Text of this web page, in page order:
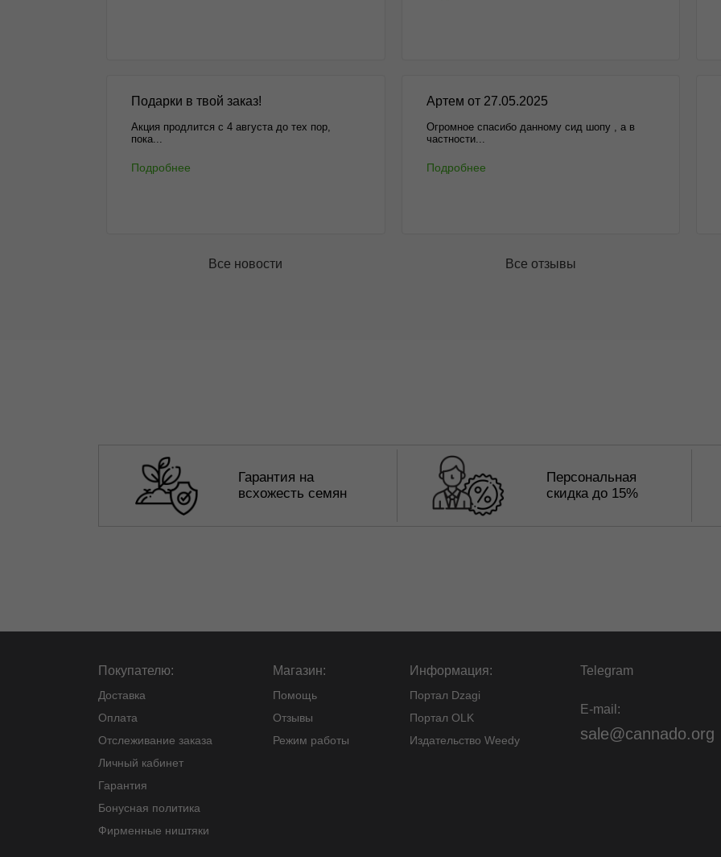
Подарки в твой заказ!
Акция продлится с 4 августа до тех пор,
пока...
Подробнее
Все новости
Артем от 27.05.2025
Огромное спасибо данному сид шопу , а в
частности...
Подробнее
Все отзывы
Гарантия на
всхожесть семян
Персональная
скидка до 15%
Покупателю:
Доставка
Оплата
Отслеживание заказа
Личный кабинет
Гарантия
Бонусная политика
Фирменные ништяки
Магазин:
Помощь
Отзывы
Режим работы
Информация:
Портал Dzagi
Портал OLK
Издательство Weedy
Telegram
E-mail:
sale@cannado.org